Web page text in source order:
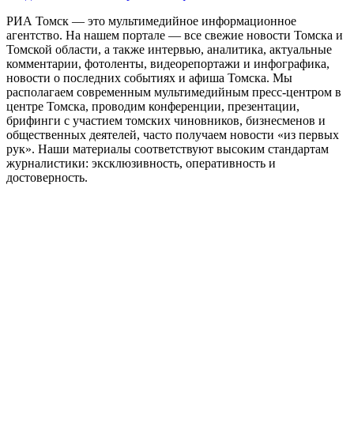
РИА Томск — это мультимедийное информационное
агентство. На нашем портале — все свежие новости Томска и
Томской области, а также интервью, аналитика, актуальные
комментарии, фотоленты, видеорепортажи и инфографика,
новости о последних событиях и афиша Томска. Мы
располагаем современным мультимедийным пресс-центром в
центре Томска, проводим конференции, презентации,
брифинги с участием томских чиновников, бизнесменов и
общественных деятелей, часто получаем новости «из первых
рук». Наши материалы соответствуют высоким стандартам
журналистики: эксклюзивность, оперативность и
достоверность.